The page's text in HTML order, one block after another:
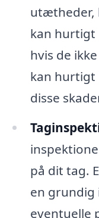
utætheder,
kan hurtigt
hvis de
kan hurtigt
disse
på dit tag.
en grundig
eventuelle